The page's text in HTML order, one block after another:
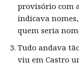
provisório com
indicava
quem seria
Tudo andava
viu em Castro